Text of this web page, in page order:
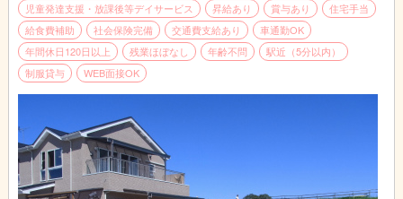
児童発達支援・放課後等デイサービス
昇給あり 賞与あり
住宅手当
給食費補助
社会保険完備 交通費支給あり
車通勤OK
年間休日120日以上
残業ほぼなし 年齢不問
駅近（5分以内）
制服貸与
WEB面接OK